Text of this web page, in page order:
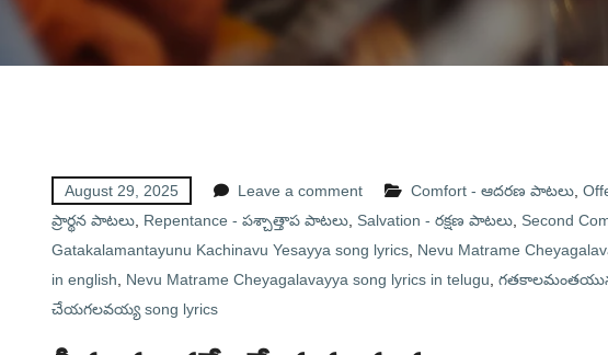
August 29, 2025 Leave a comment Comfort - ఆదరణ పాటలు
ప్రార్థన పాటలు Repentance - పశ్చాత్తాప పాటలు Salvation - రక్షణ పాటలు Second
Gatakalamantayunu Kachinavu Yesayya song lyrics Nevu Matrame
in english
Nevu Matrame Cheyagalavayya song lyrics in telugu
చేయగలవయ్య song lyrics